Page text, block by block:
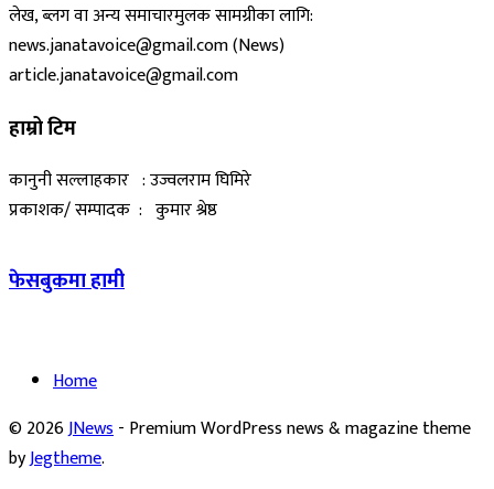
लेख, ब्लग वा अन्य समाचारमुलक सामग्रीका लागि:
news.janatavoice@gmail.com (News)
article.janatavoice@gmail.com
हाम्रो टिम
कानुनी सल्लाहकार : उज्वलराम घिमिरे
प्रकाशक/ सम्पादक : कुमार श्रेष्ठ
फेसबुकमा हामी
Home
© 2026JNews- Premium WordPress news & magazine theme
byJegtheme.